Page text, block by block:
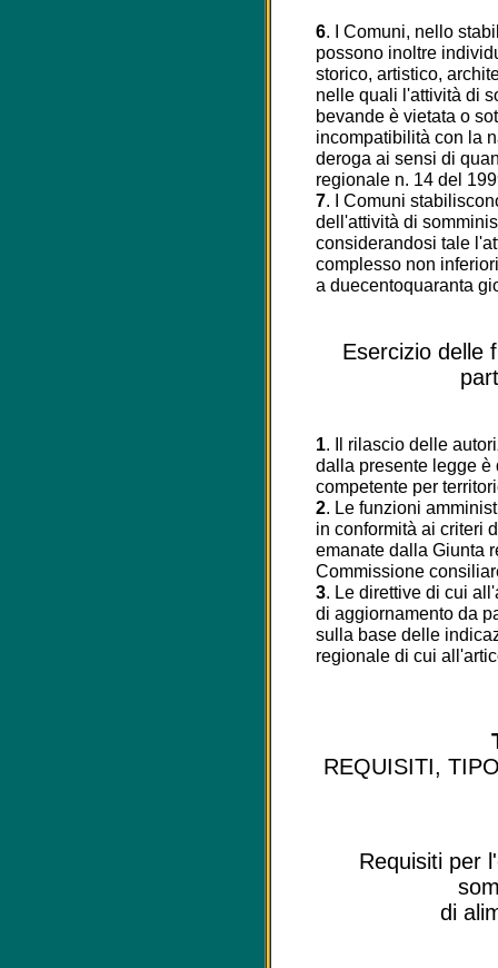
6. I Comuni, nello
possono inoltre
storico, artistico,
nelle quali l'attività di
bevande è vietata o
incompatibilità con la
deroga ai sensi di
regionale n. 14 del
7. I Comuni
dell'attività di
considerandosi tale
complesso non
a duecentoquaranta
Esercizio delle
1. Il rilascio delle
dalla presente legge è
competente per
2. Le funzioni
in conformità ai criteri
emanate dalla Giunta
Commissione
3. Le direttive di cui
di aggiornamento da
sulla base delle
regionale di cui
REQUISITI,
Requisiti per
di